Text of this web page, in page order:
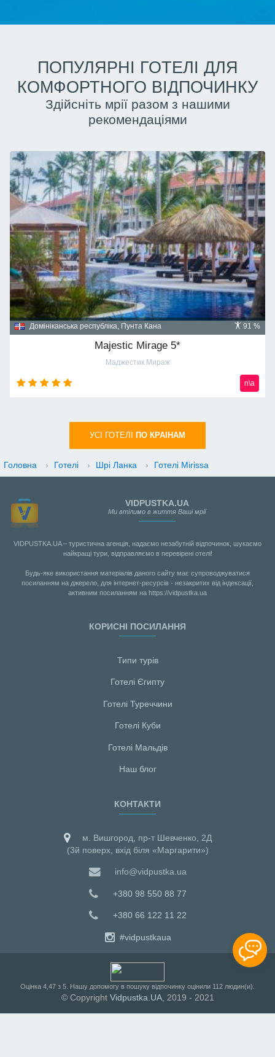
ПОПУЛЯРНІ ГОТЕЛІ ДЛЯ
КОМФОРТНОГО ВІДПОЧИНКУ
Здійсніть мрії разом з нашими
рекомендаціями
91 %
Домініканська республіка, Пунта Кана
Majestic Mirage 5*
Маджестик Мираж
n\a
УСI ГОТЕЛІ ПО КРАIНАМ
Головна › Готелі › Шрі Ланка › Готелі Mirissa
VIDPUSTKA.UA
Ми втілимо в життя Ваші мрії
VIDPUSTKA.UA – туристична агенція, надаємо незабутній відпочинок, шукаємо
найкращі тури, відправляємо в перевірені отелі!
Будь-яке використання матеріалів даного сайту має супроводжуватися
посиланням на джерело, для інтернет-ресурсів - незакритих від індексації,
активним посиланням на https://vidpustka.ua
КОРИСНІ ПОСИЛАННЯ
Типи турів
Готелі Єгипту
Готелі Туреччини
Готелі Куби
Готелі Мальдiв
Наш блог
КОНТАКТИ
м. Вишгород, пр-т Шевченко, 2Д
(3й поверх, вхід біля «Маргарити»)
info@vidpustka.ua
+380 98 550 88 77
+380 66 122 11 22
#vidpustkaua
Оцiнка 4,47 з 5 . Нашу допомогу в пошуку відпочинку оцінили 112 людин(и).
© Copyright Vidpustka.UA, 2019 - 2021